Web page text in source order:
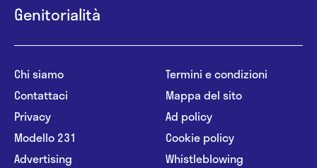
Genitorialità
Chi siamo
Contattaci
Privacy
Modello 231
Advertising
Termini e condizioni
Mappa del sito
Ad policy
Cookie policy
Whistleblowing